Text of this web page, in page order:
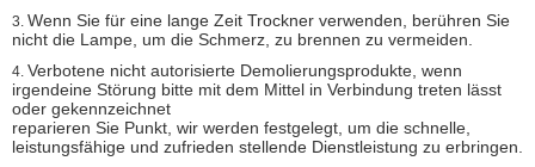
3. Wenn Sie für eine lange Zeit Trockner verwenden, berühren Sie
nicht die Lampe, um die Schmerz, zu brennen zu vermeiden.
4. Verbotene nicht autorisierte Demolierungsprodukte, wenn
irgendeine Störung bitte mit dem Mittel in Verbindung treten lässt
oder gekennzeichnet
reparieren Sie Punkt, wir werden festgelegt, um die schnelle,
leistungsfähige und zufrieden stellende Dienstleistung zu erbringen.